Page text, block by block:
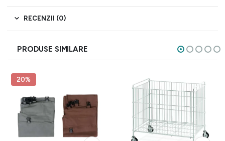
RECENZII (0)
PRODUSE SIMILARE
20%